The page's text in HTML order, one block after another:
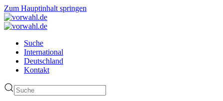
Zum Hauptinhalt springen
Suche
International
Deutschland
Kontakt